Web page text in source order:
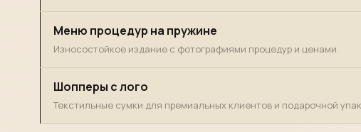
Меню процедур на пружине
Износостойкое издание с фотографиями процедур и ценами.
Шопперы с лого
Текстильные сумки для премиальных клиентов и подарочной